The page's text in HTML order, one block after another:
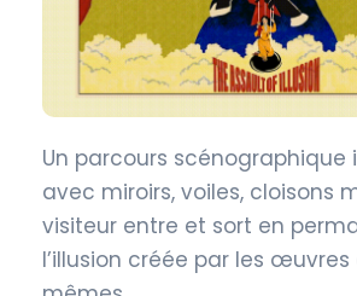
Un parcours scénographique
avec miroirs, voiles, cloisons
visiteur entre et sort en
l’illusion créée par les œuvres